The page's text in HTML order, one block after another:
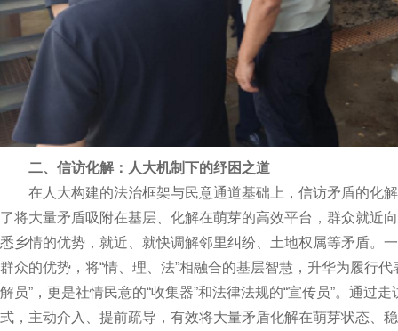
二、信访化解：人大机制下的纾困之道
在人大构建的法治框架与民意通道基础上，信访矛盾的化解
了将大量矛盾吸附在基层、化解在萌芽的高效平台，群众就近
悉乡情的优势，就近、就快调解邻里纠纷、土地权属等矛盾。
群众的优势，将“情、理、法”相融合的基层智慧，升华为履行
解员”，更是社情民意的“收集器”和法律法规的“宣传员”。通过
式，主动介入、提前疏导，有效将大量矛盾化解在萌芽状态、